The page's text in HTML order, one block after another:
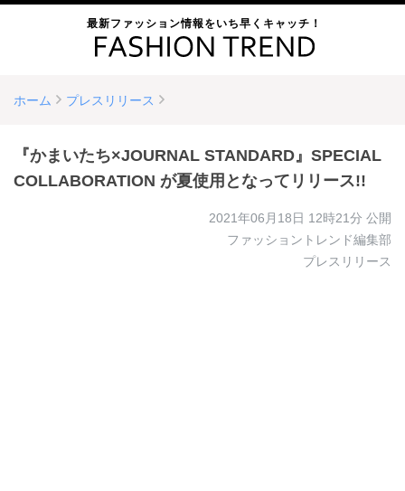
最新ファッション情報をいち早くキャッチ！
ホーム プレスリリース
『かまいたち×JOURNAL STANDARD』SPECIAL
COLLABORATION が夏使用となってリリース!!
2021年06月18日 12時21分 公開
ファッショントレンド編集部
プレスリリース